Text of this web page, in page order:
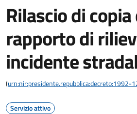
Rilascio di copia
rapporto di
incidente
(urn:nir:presidente.repubblica:decreto:1992-
Servizio attivo